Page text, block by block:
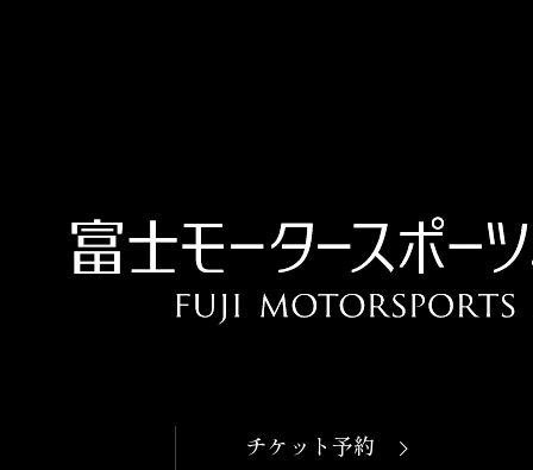
本日開館